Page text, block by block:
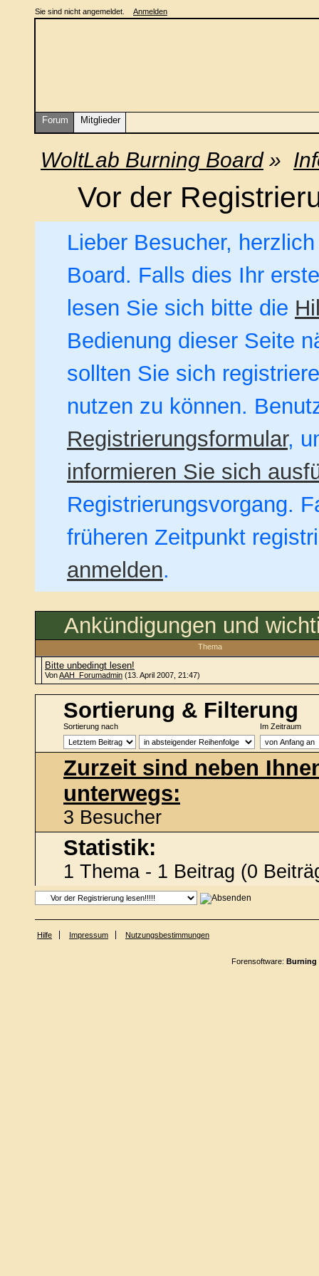
Sie sind nicht angemeldet. Anmelden
Forum Mitglieder
WoltLab Burning Board»
Vor der
Lieber Besucher,
Board. Falls dies Ihr
lesen Sie sich bitte die
Bedienung dieser Seite
sollten Sie sich
nutzen zu können.
Registrierungsformular,
informieren Sie sich
Registrierungsvorgang.
früheren Zeitpunkt
anmelden.
Ankündigungen und
Thema
Bitte unbedingt lesen!
VonAAH_Forumadmin (13. April 2007, 21:47)
Sortierung & Filterung
Sortierung nach Im Zeitraum
Zurzeit sind neben
unterwegs:
3 Besucher
Statistik:
1 Thema - 1 Beitrag (0
Hilfe Impressum Nutzungsbestimmungen
Forensoftware: